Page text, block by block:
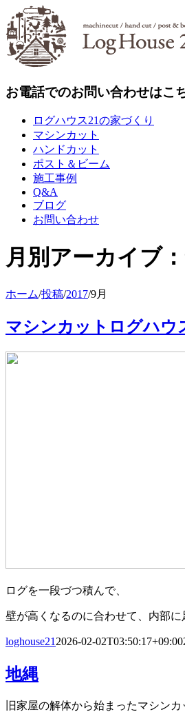
Skip
to
content
お電話でのお問い合わせはこ
ログハウス21の家づくり
マシンカット
ハンドカット
ポスト＆ビーム
施工事例
Q&A
ブログ
お問い合わせ
月別アーカイブ：
ホーム/投稿/2017/9月
マシンカットログハウ
ログを一段づつ積んで、
壁が高くなるのに合わせて、内部に
loghouse21 2026-02-02T03:50:17+09:00
地縄
旧家屋の解体から始まったマシンカ